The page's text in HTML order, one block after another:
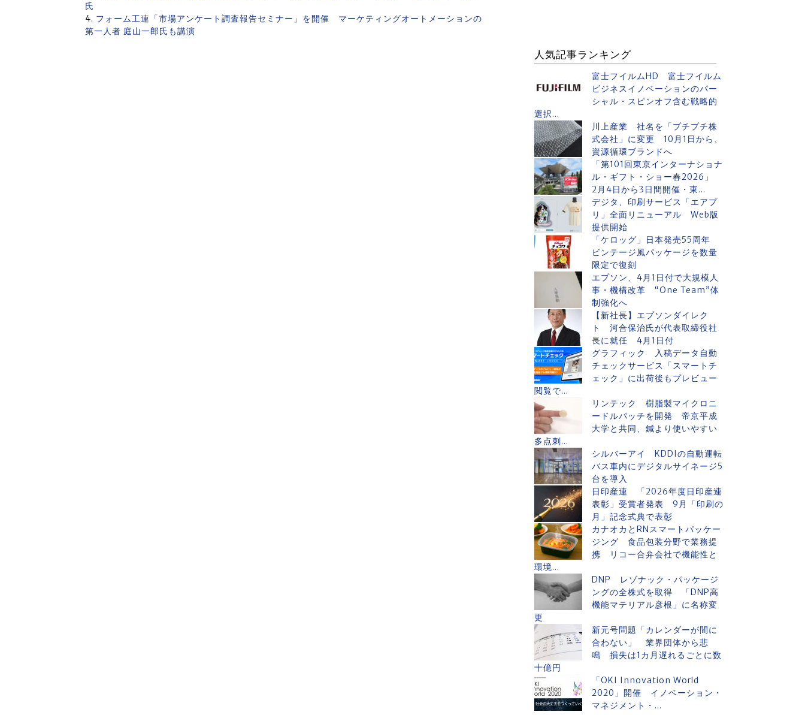
氏
フォーム工連「市場アンケート調査報告セミナー」を開催 マーケティングオートメーションの
第一人者 庭山一郎氏も講演
人気記事ランキング
富士フイルムHD 富士フイルム
ビジネスイノベーションのパー
シャル・スピンオフ含む戦略的
選択...
川上産業 社名を「プチプチ株
式会社」に変更 10月1日から、
資源循環ブランドへ
「第101回東京インターナショナ
ル・ギフト・ショー春2026」
2月4日から3日間開催・東...
デジタ、印刷サービス「エアプ
リ」全面リニューアル Web版
提供開始
「ケロッグ」日本発売55周年
ビンテージ風パッケージを数量
限定で復刻
エプソン、4月1日付で大規模人
事・機構改革 “One Team”体
制強化へ
【新社長】エプソンダイレク
ト 河合保治氏が代表取締役社
長に就任 4月1日付
グラフィック 入稿データ自動
チェックサービス「スマートチ
ェック」に出荷後もプレビュー
閲覧で...
リンテック 樹脂製マイクロニ
ードルパッチを開発 帝京平成
大学と共同、鍼より使いやすい
多点刺...
シルバーアイ KDDIの自動運転
バス車内にデジタルサイネージ5
台を導入
日印産連 「2026年度日印産連
表彰」受賞者発表 9月「印刷の
月」記念式典で表彰
カナオカとRNスマートパッケー
ジング 食品包装分野で業務提
携 リコー合弁会社で機能性と
環境...
DNP レゾナック・パッケージ
ングの全株式を取得 「DNP高
機能マテリアル彦根」に名称変
更
新元号問題「カレンダーが間に
合わない」 業界団体から悲
鳴 損失は1カ月遅れるごとに数
十億円
「OKI Innovation World
2020」開催 イノベーション・
マネジメント・...